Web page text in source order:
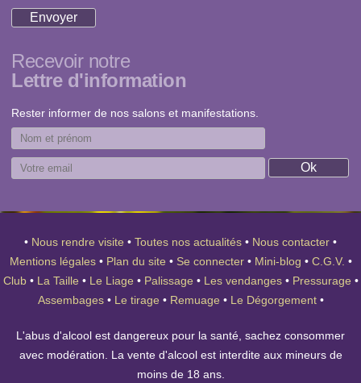
Recevoir notre
Lettre d'information
Rester informer de nos salons et manifestations.
• Nous rendre visite • Toutes nos actualités • Nous contacter •
Mentions légales • Plan du site • Se connecter • Mini-blog • C.G.V. •
Club • La Taille • Le Liage • Palissage • Les vendanges • Pressurage •
Assembages • Le tirage • Remuage • Le Dégorgement •
L'abus d'alcool est dangereux pour la santé, sachez consommer
avec modération. La vente d'alcool est interdite aux mineurs de
moins de 18 ans.